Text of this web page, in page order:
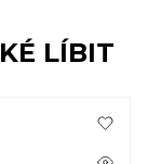
LÍBIT